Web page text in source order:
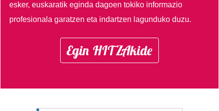
esker, euskaratik eginda dagoen tokiko informazio
profesionala garatzen eta indartzen lagunduko duzu.
Egin HITZAkide